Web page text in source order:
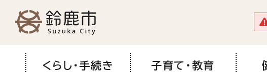
くらし・手続き 子育て・教育